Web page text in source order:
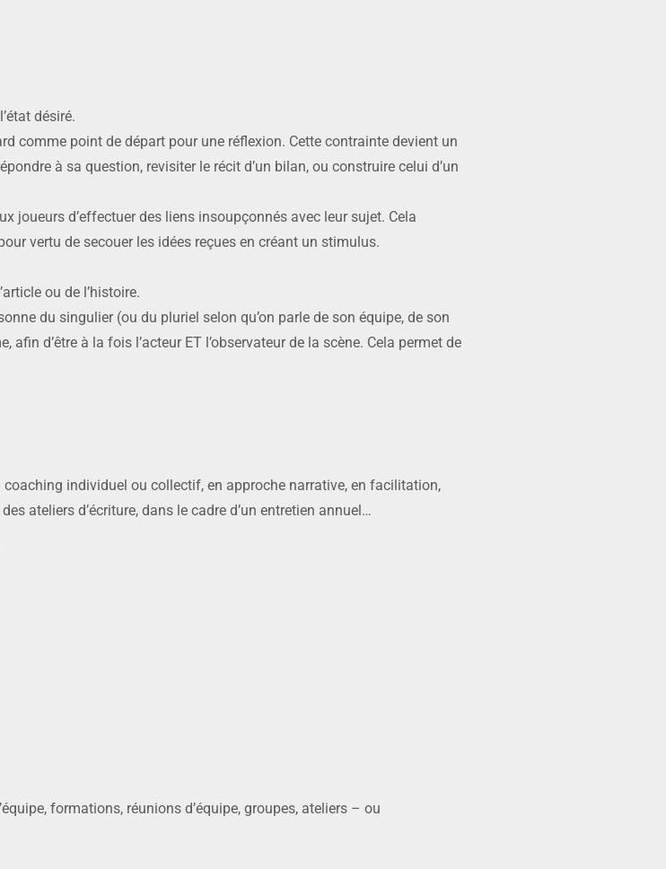
désiré.
comme point de départ pour une réflexion. Cette contrainte devient un
à sa question, revisiter le récit d’un bilan, ou construire celui d’un
joueurs d’effectuer des liens insoupçonnés avec leur sujet. Cela
vertu de secouer les idées reçues en créant un stimulus.
ou de l’histoire.
du singulier (ou du pluriel selon qu’on parle de son équipe, de son
d’être à la fois l’acteur ET l’observateur de la scène. Cela permet de
individuel ou collectif, en approche narrative, en facilitation,
ateliers d’écriture, dans le cadre d’un entretien annuel…
formations, réunions d’équipe, groupes, ateliers – ou